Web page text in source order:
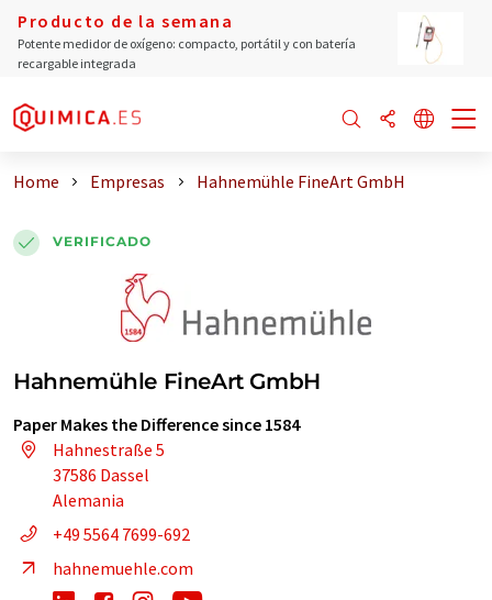
Producto de la semana
Potente medidor de oxígeno: compacto, portátil y con batería
recargable integrada
Home Empresas Hahnemühle FineArt GmbH
VERIFICADO
Hahnemühle FineArt GmbH
Paper Makes the Difference since 1584
Hahnestraße 5
37586 Dassel
Alemania
+49 5564 7699-692
hahnemuehle.com